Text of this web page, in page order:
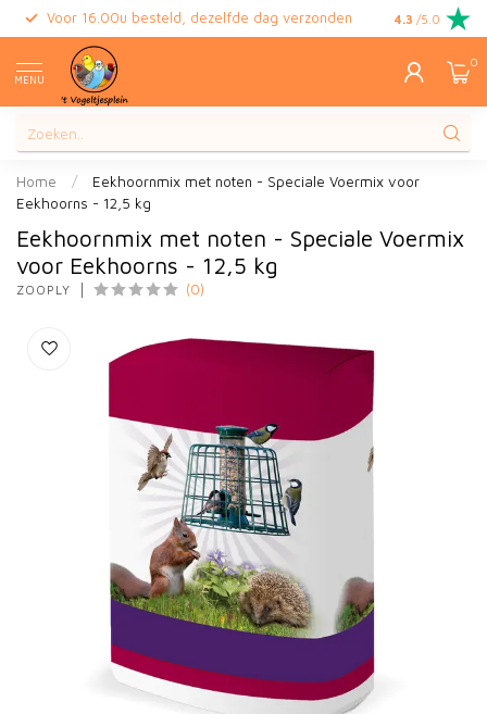
Voor 16.00u besteld, dezelfde dag verzonden Gratis
4.3 /5.0
MENU
0
Home /
Eekhoornmix met noten - Speciale Voermix voor
Eekhoorns - 12,5 kg
Eekhoornmix met noten - Speciale Voermix
voor Eekhoorns - 12,5 kg
ZOOPLY (0)